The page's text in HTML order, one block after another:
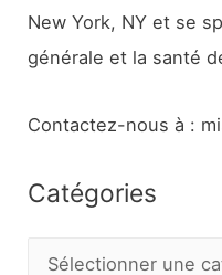
New York, NY et se
générale et la santé
Contactez-nous à :
Catégories